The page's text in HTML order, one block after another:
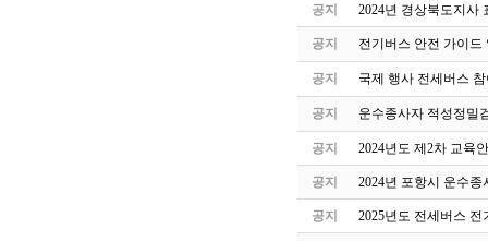
공지 2024년 경상북도지사
공지 전기버스 안전 가이드
공지 국제 행사 전세버스
공지 운수종사자 적성정밀
공지 2024년도 제2차 교육
공지 2024년 포항시 운수
공지 2025년도 전세버스